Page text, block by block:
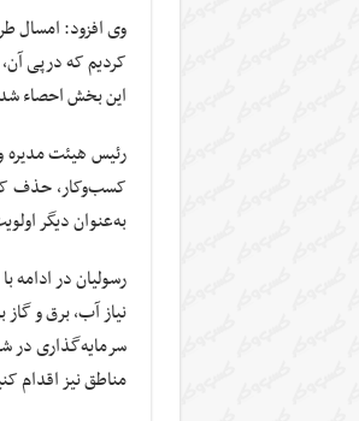
وی افزود: امسال
این بخش احصاء
رئیس هیئت مدیره
کسب‌وکار، حذف
به‌عنوان دیگر
رسولیان در
نیاز آب، برق و
سرمایه‌گذاری در
مناطق نیز اقدام